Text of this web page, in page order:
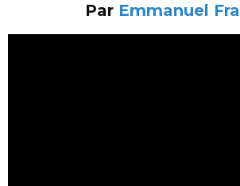
Par Emmanuel